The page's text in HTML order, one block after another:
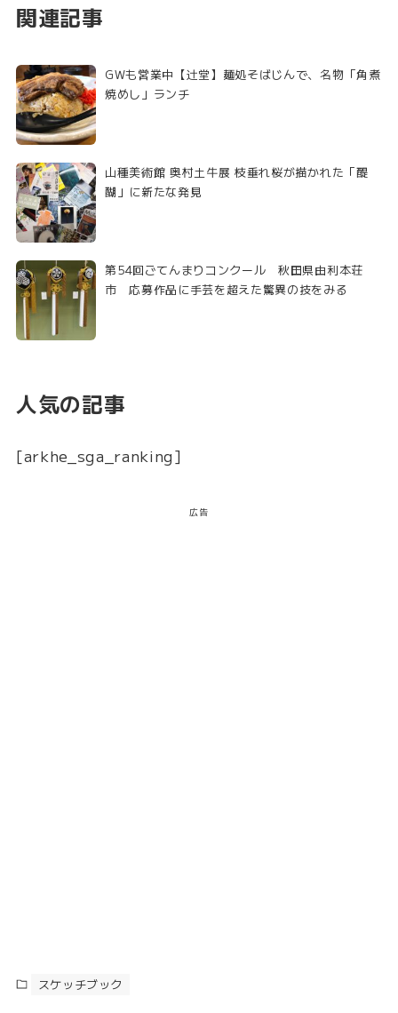
関連記事
GWも営業中【辻堂】麺処そばじんで、名物「角煮
焼めし」ランチ
山種美術館 奥村土牛展 枝垂れ桜が描かれた「醍
醐」に新たな発見
第54回ごてんまりコンクール 秋田県由利本荘
市 応募作品に手芸を超えた驚異の技をみる
人気の記事
[arkhe_sga_ranking]
広告
スケッチブック